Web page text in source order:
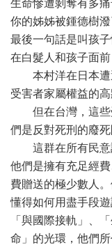
生命慘遭剝奪有多
你的姊姊被鍾德樹
最後一句話是叫孩
在白髮人和孩子面前
本村洋在日本遭
受害者家屬權益的高
但在台灣，這些
們是反對死刑的廢死
這群在所有民意
他們是擁有充足經
費贈送的極少數人
懂得如何用盡手段
「與國際接軌」、
命」的光環，他們